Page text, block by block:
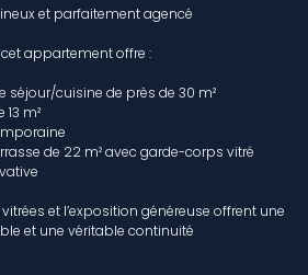
et parfaitement agencé
appartement offre :
séjour/cuisine de près de 30 m²
m²
de 22 m² avec garde-corps vitré
et l’exposition généreuse offrent une
et une véritable continuité